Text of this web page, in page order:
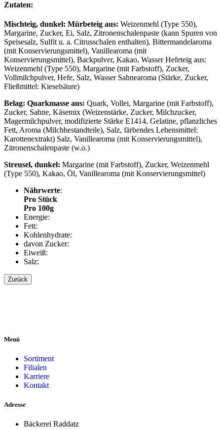
Zutaten:
Mischteig, dunkel: Mürbeteig aus: Weizenmehl (Type 550),
Margarine, Zucker, Ei, Salz, Zitronenschalenpaste (kann Spuren von
Speisesalz, Sulfit u. a. Citrusschalen enthalten), Bittermandelaroma
(mit Konservierungsmittel), Vanillearoma (mit
Konservierungsmittel), Backpulver, Kakao, Wasser Hefeteig aus:
Weizenmehl (Type 550), Margarine (mit Farbstoff), Zucker,
Vollmilchpulver, Hefe, Salz, Wasser Sahnearoma (Stärke, Zucker,
Fließmittel: Kieselsäure)
Belag: Quarkmasse aus: Quark, Vollei, Margarine (mit Farbstoff),
Zucker, Sahne, Käsemix (Weizenstärke, Zucker, Milchzucker,
Magermilchpulver, modifizierte Stärke E1414, Gelatine, pflanzliches
Fett, Aroma (Milchbestandteile), Salz, färbendes Lebensmittel:
Karottenextrakt) Salz, Vanillearoma (mit Konservierungsmittel),
Zitronenschalenpaste (w.o.)
Streusel, dunkel: Margarine (mit Farbstoff), Zucker, Weizenmehl
(Type 550), Kakao, Öl, Vanillearoma (mit Konservierungsmittel)
Nährwerte:
Pro Stück
Pro 100g
Energie:
Fett:
Kohlenhydrate:
davon Zucker:
Eiweiß:
Salz:
Zurück
Menü
Sortiment
Filialen
Karriere
Kontakt
Adresse
Bäckerei Raddatz